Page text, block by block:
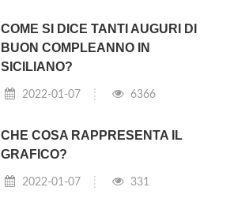
COME SI DICE TANTI AUGURI DI
BUON COMPLEANNO IN
SICILIANO?
2022-01-07 6366
CHE COSA RAPPRESENTA IL
GRAFICO?
2022-01-07 331